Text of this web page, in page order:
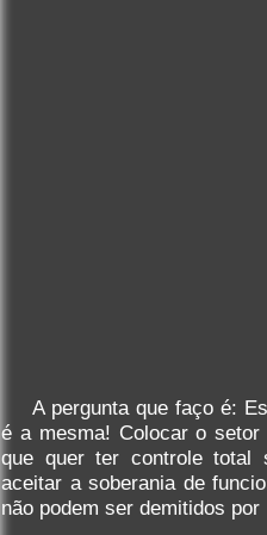
A pergunta que faço é:
é a mesma! Colocar o
que quer ter controle total
aceitar a soberania de
não podem ser demitidos